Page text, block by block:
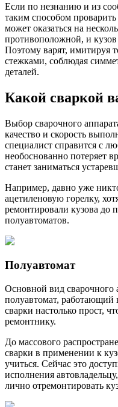
Если по незнанию и из
таким способом
может оказаться на
противоположной, и
Поэтому варят, имитируя
стежками, соблюдая
деталей.
Какой сваркой
Выбор сварочного
качество и скорость
специалист справится с
необоснованно потеряет
станет заниматься
Например, давно уже
ацетиленовую горелку,
ремонтировали кузова до
полуавтоматов.
Полуавтомат
Основной вид сварочного
полуавтомат, работающий
сварки настолько прост,
ремонтнику.
До массового
сварки в применении к
учиться. Сейчас это
исполнения
лично отремонтировать